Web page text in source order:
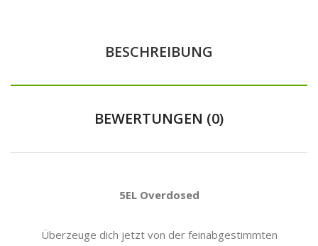
BESCHREIBUNG
BEWERTUNGEN (0)
5EL Overdosed
Überzeuge dich jetzt von der feinabgestimmten